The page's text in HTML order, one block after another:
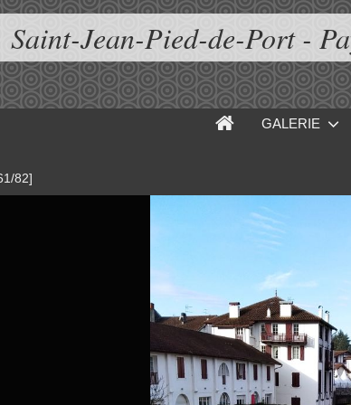
Saint-Jean-Pied-de-Port -
GALERIE
82]